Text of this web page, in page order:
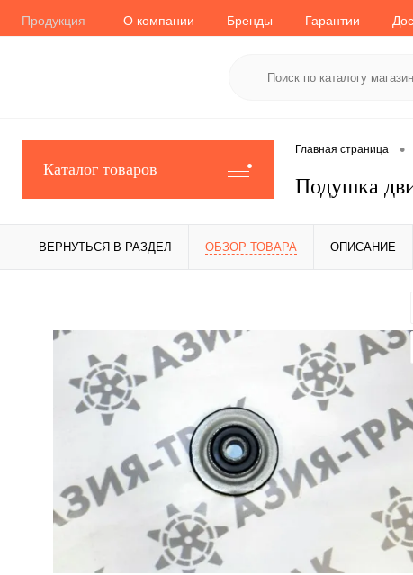
Продукция О компании Бренды Гарантии
Каталог товаров
Главная страница •
Подушка
ВЕРНУТЬСЯ В РАЗДЕЛ ОБЗОР ТОВАРА ОПИСАНИЕ